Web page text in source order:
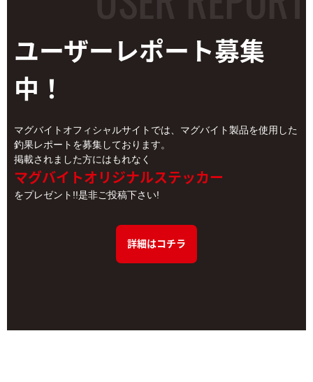
ユーザーレポート募集
中！
マグバイトオフィシャルサイトでは、マグバイト製品を使用した
釣果レポートを募集しております。
掲載されました方にはもれなく
マグバイトオリジナルステッカー
をプレゼント!!是非ご投稿下さい!
詳細はコチラ